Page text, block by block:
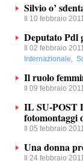
Silvio o’
Il 10 febbraio
Deputato Pdl
Il 02 febbraio
Internazionale,
Il ruolo
Il 09 febbraio
IL SU-POST
fotomontaggi
Il 05 febbraio
Una donna
Il 24 febbraio